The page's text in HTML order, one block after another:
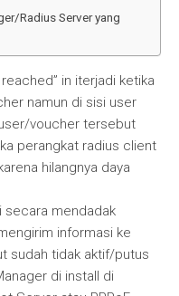
Radius Server yang
in iterjadi ketika
namun di sisi user
voucher tersebut
perangkat radius client
hilangnya daya
secara mendadak
informasi ke
sudah tidak aktif/putus
di install di